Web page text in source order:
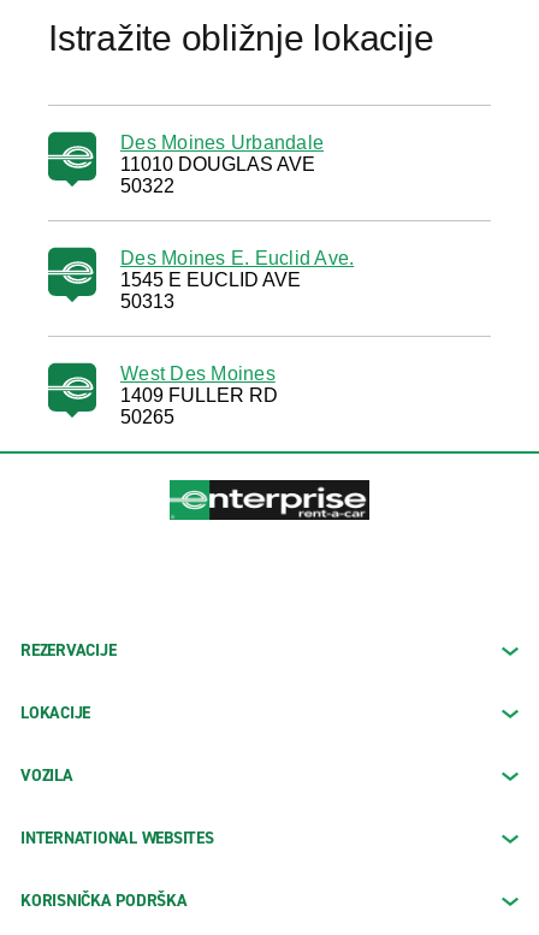
Istražite obližnje lokacije
Des Moines Urbandale
11010 DOUGLAS AVE
50322
Des Moines E. Euclid Ave.
1545 E EUCLID AVE
50313
West Des Moines
1409 FULLER RD
50265
REZERVACIJE
LOKACIJE
VOZILA
INTERNATIONAL WEBSITES
KORISNIČKA PODRŠKA